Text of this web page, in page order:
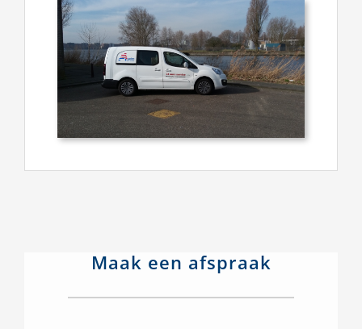
Maak een afspraak